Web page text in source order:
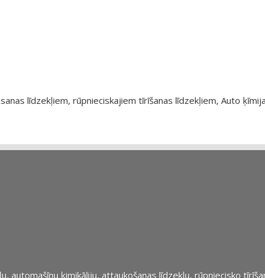
līdzekļiem, rūpnieciskajiem tīrīšanas līdzekļiem, Auto
automašīnu ķimikāliju, attaukošanas līdzekļu, rūpniecisko